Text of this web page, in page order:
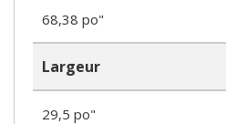
68,38 po"
Largeur
29,5 po"